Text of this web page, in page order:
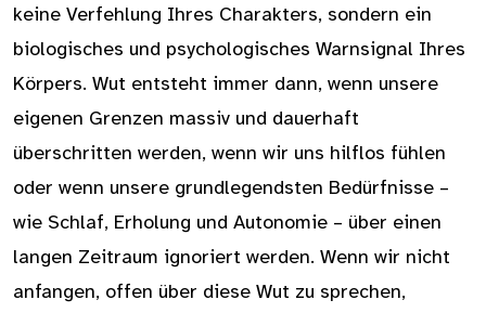
keine Verfehlung Ihres Charakters, sondern ein
biologisches und psychologisches Warnsignal Ihres
Körpers. Wut entsteht immer dann, wenn unsere
eigenen Grenzen massiv und dauerhaft
überschritten werden, wenn wir uns hilflos fühlen
oder wenn unsere grundlegendsten Bedürfnisse –
wie Schlaf, Erholung und Autonomie – über einen
langen Zeitraum ignoriert werden. Wenn wir nicht
anfangen, offen über diese Wut zu sprechen,